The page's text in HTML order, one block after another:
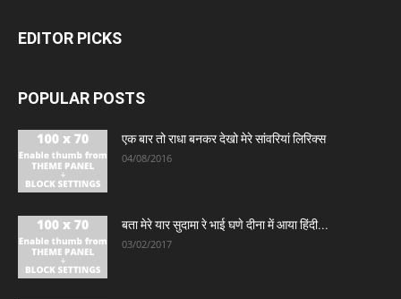
EDITOR PICKS
POPULAR POSTS
एक बार तो राधा बनकर देखो मेरे सांवरियां लिरिक्स
04/08/2016
बता मेरे यार सुदामा रे भाई घणे दीना में आया हिंदी...
03/02/2017